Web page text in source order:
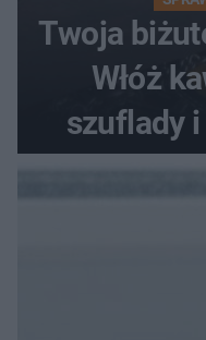
Twoja
Włóż
szuflady